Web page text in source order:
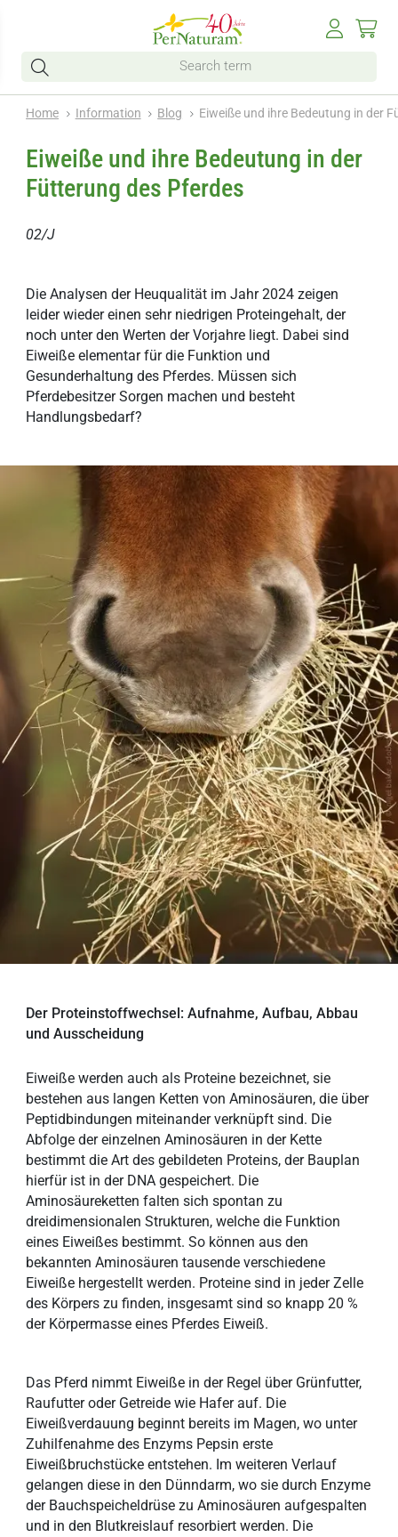
Home Information Blog Eiweiße und ihre Bedeutung in der
Eiweiße und ihre Bedeutung in der
Fütterung des Pferdes
02/J
Die Analysen der Heuqualität im Jahr 2024 zeigen
leider wieder einen sehr niedrigen Proteingehalt, der
noch unter den Werten der Vorjahre liegt. Dabei sind
Eiweiße elementar für die Funktion und
Gesunderhaltung des Pferdes. Müssen sich
Pferdebesitzer Sorgen machen und besteht
Handlungsbedarf?
Der Proteinstoffwechsel: Aufnahme, Aufbau, Abbau
und Ausscheidung
Eiweiße werden auch als Proteine bezeichnet, sie
bestehen aus langen Ketten von Aminosäuren, die über
Peptidbindungen miteinander verknüpft sind. Die
Abfolge der einzelnen Aminosäuren in der Kette
bestimmt die Art des gebildeten Proteins, der Bauplan
hierfür ist in der DNA gespeichert. Die
Aminosäureketten falten sich spontan zu
dreidimensionalen Strukturen, welche die Funktion
eines Eiweißes bestimmt. So können aus den
bekannten Aminosäuren tausende verschiedene
Eiweiße hergestellt werden. Proteine sind in jeder Zelle
des Körpers zu finden, insgesamt sind so knapp 20 %
der Körpermasse eines Pferdes Eiweiß.
Das Pferd nimmt Eiweiße in der Regel über Grünfutter,
Raufutter oder Getreide wie Hafer auf. Die
Eiweißverdauung beginnt bereits im Magen, wo unter
Zuhilfenahme des Enzyms Pepsin erste
Eiweißbruchstücke entstehen. Im weiteren Verlauf
gelangen diese in den Dünndarm, wo sie durch Enzyme
der Bauchspeicheldrüse zu Aminosäuren aufgespalten
und in den Blutkreislauf resorbiert werden. Die